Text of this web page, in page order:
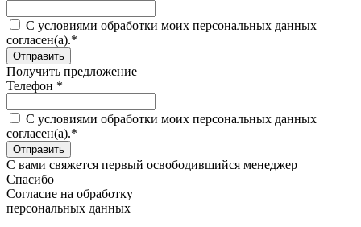
C условиями обработки моих персональных данных
согласен(а).*
Получить предложение
Телефон *
C условиями обработки моих персональных данных
согласен(а).*
С вами свяжется первый освободившийся менеджер
Спасибо
Согласие на обработку
персональных данных